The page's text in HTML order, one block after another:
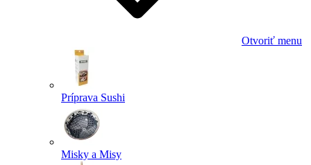
Otvoriť menu
Príprava Sushi
Misky a Misy